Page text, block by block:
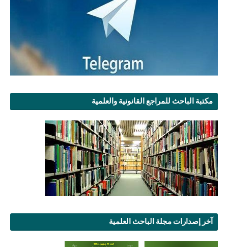
مكتبة الباحث للمراجع القانونية والعلمية
آخر إصدارات مجلة الباحث العلمية